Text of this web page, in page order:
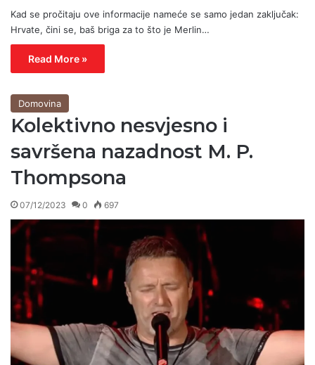
Kad se pročitaju ove informacije nameće se samo jedan zaključak:
Hrvate, čini se, baš briga za to što je Merlin…
Read More »
Domovina
Kolektivno nesvjesno i
savršena nazadnost M. P.
Thompsona
07/12/2023 0 697